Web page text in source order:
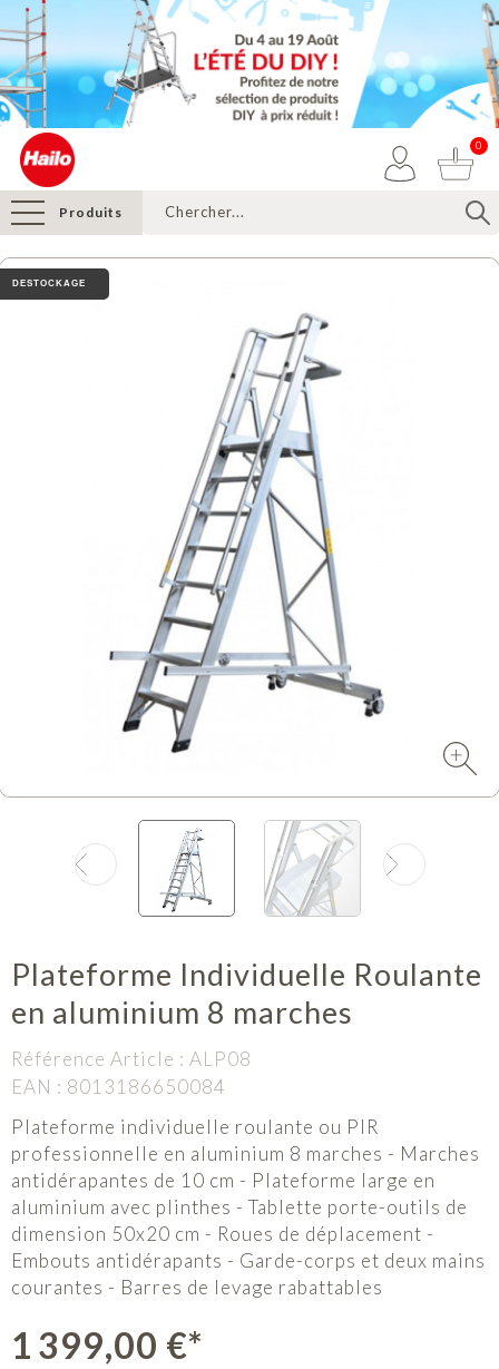
Produits
0
DESTOCKAGE
Plateforme Individuelle Roulante
en aluminium 8 marches
Référence Article : ALP08
EAN : 8013186650084
Plateforme individuelle roulante ou PIR
professionnelle en aluminium 8 marches - Marches
antidérapantes de 10 cm - Plateforme large en
aluminium avec plinthes - Tablette porte-outils de
dimension 50x20 cm - Roues de déplacement -
Embouts antidérapants - Garde-corps et deux mains
courantes - Barres de levage rabattables
1 399,00 €*